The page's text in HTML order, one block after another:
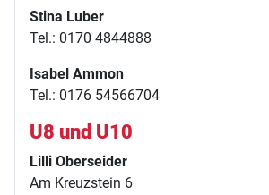
Stina Luber
Tel.: 0170 4844888
Isabel Ammon
Tel.: 0176 54566704
U8 und U10
Lilli Oberseider
Am Kreuzstein 6